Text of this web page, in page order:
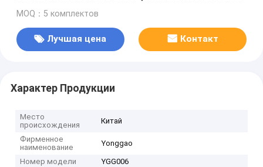
luz portátil 6m портативная осветительная
MOQ：5 комплектов
Лучшая цена Контакт
Характер Продукции
Место
происхождения
Китай
Фирменное
наименование
Yonggao
Номер модели
YGG006